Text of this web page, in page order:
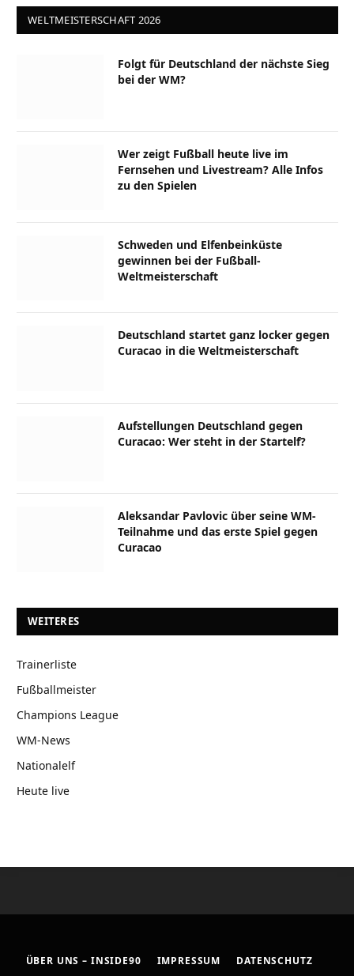
WELTMEISTERSCHAFT 2026
Folgt für Deutschland der nächste Sieg
bei der WM?
Wer zeigt Fußball heute live im
Fernsehen und Livestream? Alle Infos
zu den Spielen
Schweden und Elfenbeinküste
gewinnen bei der Fußball-
Weltmeisterschaft
Deutschland startet ganz locker gegen
Curacao in die Weltmeisterschaft
Aufstellungen Deutschland gegen
Curacao: Wer steht in der Startelf?
Aleksandar Pavlovic über seine WM-
Teilnahme und das erste Spiel gegen
Curacao
WEITERES
Trainerliste
Fußballmeister
Champions League
WM-News
Nationalelf
Heute live
ÜBER UNS – INSIDE90 IMPRESSUM DATENSCHUTZ